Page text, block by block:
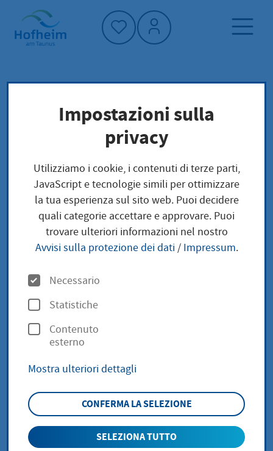
Home"
Pagina iniziale
Vivere a Hofheim
Pianificazione, costruzione e trasporto
Planen und Bauen
costruzione in corso
Consulenza edilizia
Impostazioni sulla
privacy
Utilizziamo i cookie, i contenuti di terze parti,
JavaScript e tecnologie simili per ottimizzare
la tua esperienza sul sito web. Puoi decidere
quali categorie accettare e approvare. Puoi
trovare ulteriori informazioni nel nostro
Avvisi sulla protezione dei dati/ Impressum.
O
p
z
i
n
Necessario
Statistiche
Contenuto
esterno
Mostra ulteriori dettagli
CONFERMA LA SELEZIONE
SELEZIONA TUTTO